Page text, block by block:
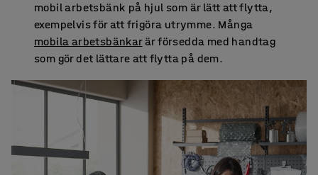
mobil arbetsbänk på hjul som är lätt att flytta,
exempelvis för att frigöra utrymme. Många
mobila arbetsbänkarär försedda med handtag
som gör det lättare att flytta på dem.